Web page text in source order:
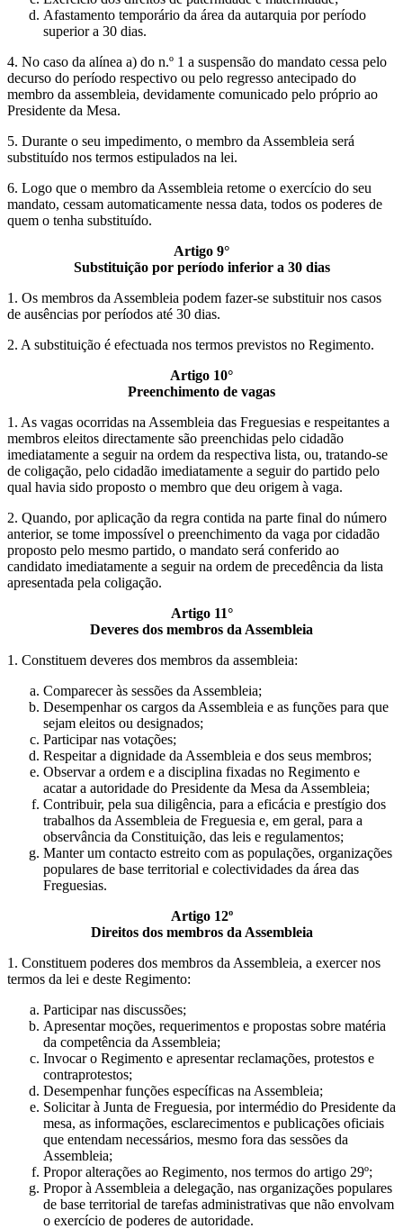
Afastamento temporário da área da autarquia por período
superior a 30 dias.
4. No caso da alínea a) do n.º 1 a suspensão do mandato cessa pelo
decurso do período respectivo ou pelo regresso antecipado do
membro da assembleia, devidamente comunicado pelo próprio ao
Presidente da Mesa.
5. Durante o seu impedimento, o membro da Assembleia será
substituído nos termos estipulados na lei.
6. Logo que o membro da Assembleia retome o exercício do seu
mandato, cessam automaticamente nessa data, todos os poderes de
quem o tenha substituído.
Artigo 9°
Substituição por período inferior a 30 dias
1. Os membros da Assembleia podem fazer-se substituir nos casos
de ausências por períodos até 30 dias.
2. A substituição é efectuada nos termos previstos no Regimento.
Artigo 10°
Preenchimento de vagas
1. As vagas ocorridas na Assembleia das Freguesias e respeitantes a
membros eleitos directamente são preenchidas pelo cidadão
imediatamente a seguir na ordem da respectiva lista, ou, tratando-se
de coligação, pelo cidadão imediatamente a seguir do partido pelo
qual havia sido proposto o membro que deu origem à vaga.
2. Quando, por aplicação da regra contida na parte final do número
anterior, se tome impossível o preenchimento da vaga por cidadão
proposto pelo mesmo partido, o mandato será conferido ao
candidato imediatamente a seguir na ordem de precedência da lista
apresentada pela coligação.
Artigo 11°
Deveres dos membros da Assembleia
1. Constituem deveres dos membros da assembleia:
Comparecer às sessões da Assembleia;
Desempenhar os cargos da Assembleia e as funções para que
sejam eleitos ou designados;
Participar nas votações;
Respeitar a dignidade da Assembleia e dos seus membros;
Observar a ordem e a disciplina fixadas no Regimento e
acatar a autoridade do Presidente da Mesa da Assembleia;
Contribuir, pela sua diligência, para a eficácia e prestígio dos
trabalhos da Assembleia de Freguesia e, em geral, para a
observância da Constituição, das leis e regulamentos;
Manter um contacto estreito com as populações, organizações
populares de base territorial e colectividades da área das
Freguesias.
Artigo 12º
Direitos dos membros da Assembleia
1. Constituem poderes dos membros da Assembleia, a exercer nos
termos da lei e deste Regimento:
Participar nas discussões;
Apresentar moções, requerimentos e propostas sobre matéria
da competência da Assembleia;
Invocar o Regimento e apresentar reclamações, protestos e
contraprotestos;
Desempenhar funções específicas na Assembleia;
Solicitar à Junta de Freguesia, por intermédio do Presidente da
mesa, as informações, esclarecimentos e publicações oficiais
que entendam necessários, mesmo fora das sessões da
Assembleia;
Propor alterações ao Regimento, nos termos do artigo 29º;
Propor à Assembleia a delegação, nas organizações populares
de base territorial de tarefas administrativas que não envolvam
o exercício de poderes de autoridade.